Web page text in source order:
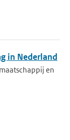
in Nederland
en